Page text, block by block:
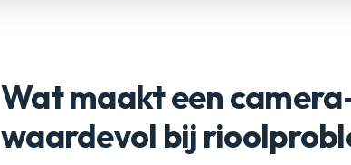
Wat maakt een
waardevol bij